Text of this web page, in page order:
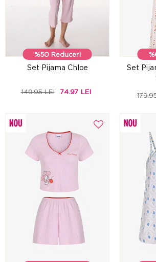
%50 Reduceri
Set Pijama Chloe
149.95 LEI 74.97 LEI
Set